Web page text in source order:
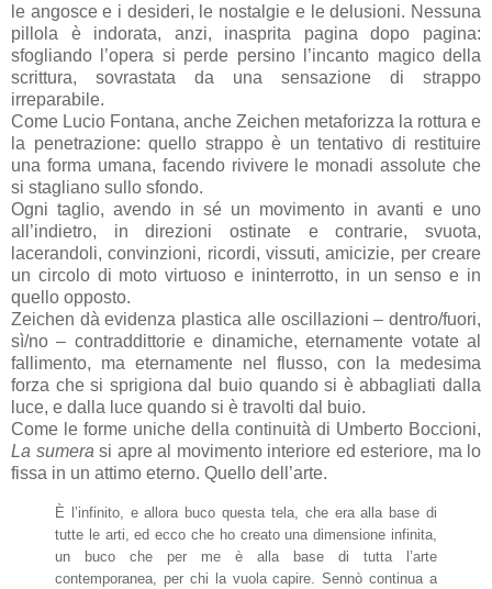
le angosce e i desideri, le nostalgie e le delusioni. Nessuna
pillola è indorata, anzi, inasprita pagina dopo pagina:
sfogliando l’opera si perde persino l’incanto magico della
scrittura, sovrastata da una sensazione di strappo
irreparabile.
Come Lucio Fontana, anche Zeichen metaforizza la rottura e
la penetrazione: quello strappo è un tentativo di restituire
una forma umana, facendo rivivere le monadi assolute che
si stagliano sullo sfondo.
Ogni taglio, avendo in sé un movimento in avanti e uno
all’indietro, in direzioni ostinate e contrarie, svuota,
lacerandoli, convinzioni, ricordi, vissuti, amicizie, per creare
un circolo di moto virtuoso e ininterrotto, in un senso e in
quello opposto.
Zeichen dà evidenza plastica alle oscillazioni – dentro/fuori,
sì/no – contraddittorie e dinamiche, eternamente votate al
fallimento, ma eternamente nel flusso, con la medesima
forza che si sprigiona dal buio quando si è abbagliati dalla
luce, e dalla luce quando si è travolti dal buio.
Come le forme uniche della continuità di Umberto Boccioni,
La sumera si apre al movimento interiore ed esteriore, ma lo
fissa in un attimo eterno. Quello dell’arte.
È l’infinito, e allora buco questa tela, che era alla base di
tutte le arti, ed ecco che ho creato una dimensione infinita,
un buco che per me è alla base di tutta l’arte
contemporanea, per chi la vuola capire. Sennò continua a